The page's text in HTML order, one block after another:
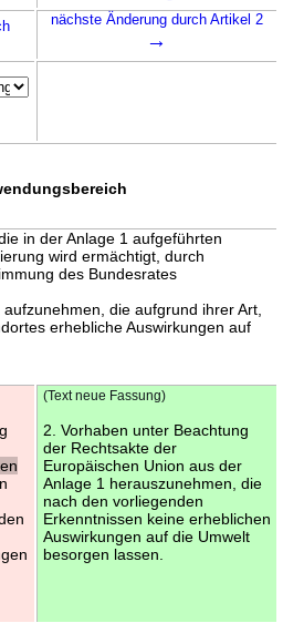
nächste Änderung durch Artikel 2
→
in der Anlage 1 aufgeführten
wird ermächtigt, durch
des Bundesrates
die aufgrund ihrer Art,
erhebliche Auswirkungen auf
(Text neue Fassung)
2. Vorhaben unter Beachtung
der Rechtsakte der
Europäischen Union aus der
Anlage 1 herauszunehmen, die
nach den vorliegenden
Erkenntnissen keine erheblichen
Auswirkungen auf die Umwelt
besorgen lassen.